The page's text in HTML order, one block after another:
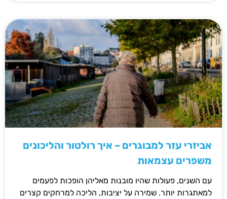
אביזרי עזר למבוגרים – איך רולטור והליכונים
משפרים עצמאות
עם השנים, פעולות שהיו מובנות מאליהן הופכות לפעמים
למאתגרות יותר. שמירה על יציבות, הליכה למרחקים קצרים